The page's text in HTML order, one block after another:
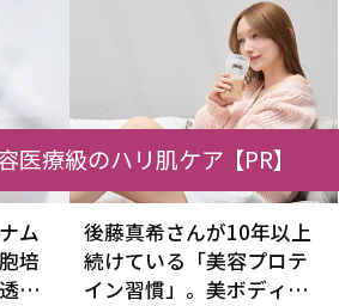
ム
培
明
後藤真希さんが10年以上
続けている「美容プロテ
イン習慣」。美ボディを
医療級のハリ肌ケア【PR】